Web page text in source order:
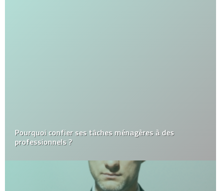
Pourquoi confier ses tâches ménagères à des
professionnels ?